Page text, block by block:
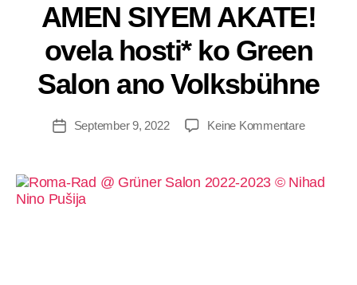
AMEN SIYEM AKATE!
ovela hosti* ko Green
Salon ano Volksbühne
y
W
ir
Si
d
September 9, 2022 Keine Kommentare